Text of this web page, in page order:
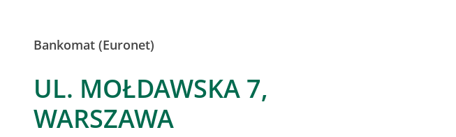
Bankomat (Euronet)
UL. MOŁDAWSKA 7,
WARSZAWA